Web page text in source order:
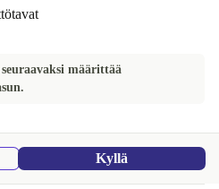
määrittää
Kyllä